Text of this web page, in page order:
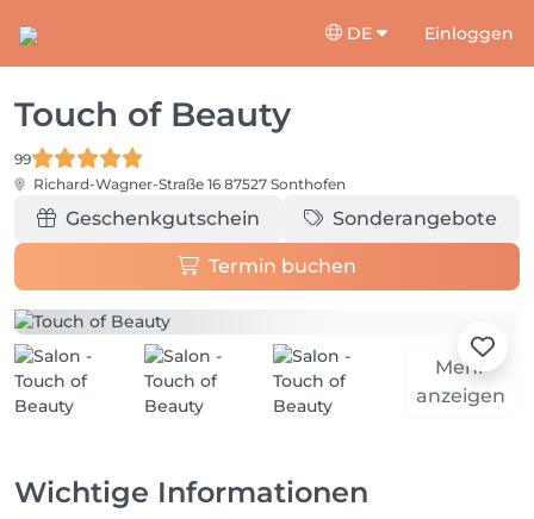
DE Einloggen
Touch of Beauty
99
Richard-Wagner-Straße 16 87527 Sonthofen
Geschenkgutschein Sonderangebote
Termin buchen
Mehr
anzeigen
Wichtige Informationen